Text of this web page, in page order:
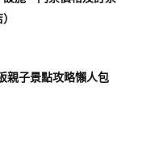
親子景點攻略懶人包